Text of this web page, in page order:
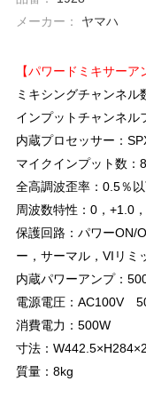
メーカー：
ヤマハ
【パワードミキサー
ミキシングチャンネル
インプットチャンネル
内蔵プロセッサー：
マイクインプット数：8
全高調波歪率：0.5％以
周波数特性：0，+1.0
保護回路：パワーON/
ー，サーマル，VIリミ
内蔵パワーアンプ：
電源電圧：AC100V
消費電力：500W
寸法：
質量：8kg